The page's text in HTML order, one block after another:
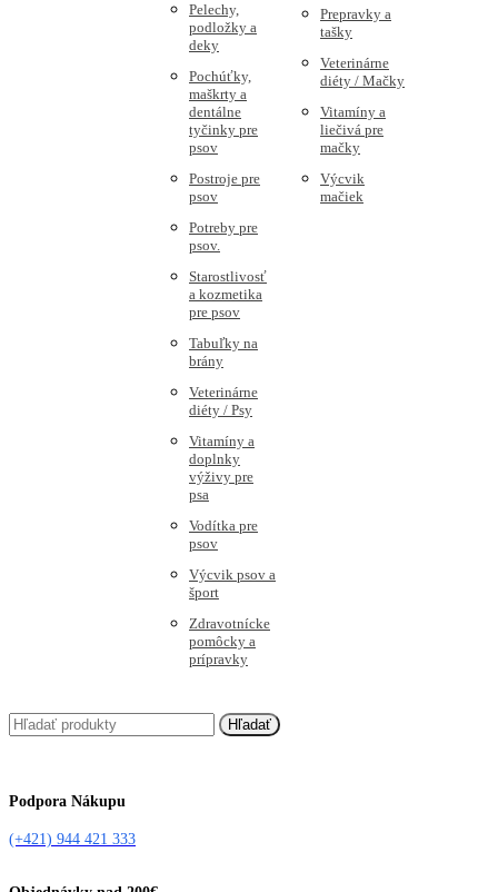
Pelechy,
podložky a
deky
Pochúťky,
maškrty a
dentálne
tyčinky pre
psov
Postroje pre
psov
Potreby pre
psov.
Starostlivosť
a kozmetika
pre psov
Tabuľky na
brány
Veterinárne
diéty / Psy
Vitamíny a
doplnky
výživy pre
psa
Vodítka pre
psov
Výcvik psov a
šport
Zdravotnícke
pomôcky a
prípravky
Prepravky a
tašky
Veterinárne
diéty / Mačky
Vitamíny a
liečivá pre
mačky
Výcvik
mačiek
Hľadať
Podpora Nákupu
(+421) 944 421 333